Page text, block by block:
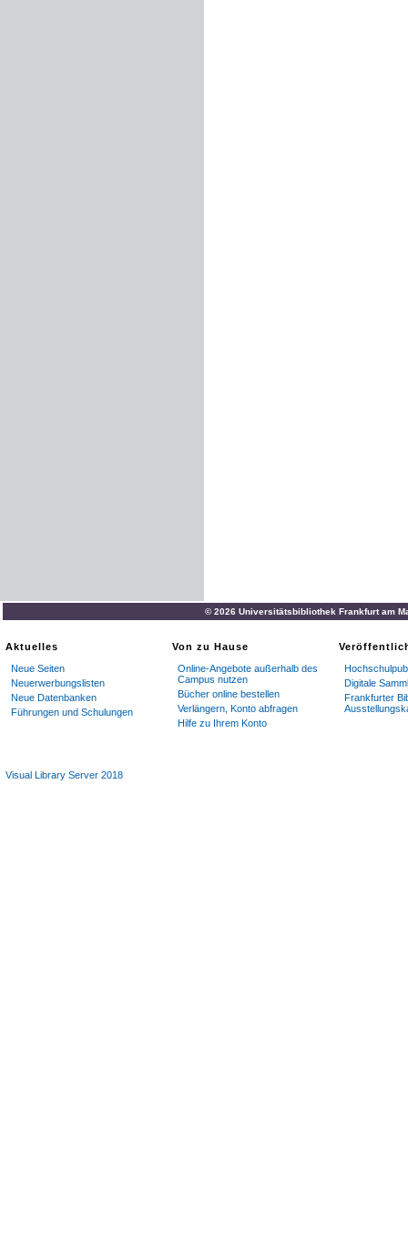
© 2026 Universitätsbibliothek Frankfurt am
Aktuelles
Neue Seiten
Neuerwerbungslisten
Neue Datenbanken
Führungen und Schulungen
Von zu Hause
Online-Angebote außerhalb des
Campus nutzen
Bücher online bestellen
Verlängern, Konto abfragen
Hilfe zu Ihrem Konto
Digitale
Frankfurter
Visual Library Server 2018